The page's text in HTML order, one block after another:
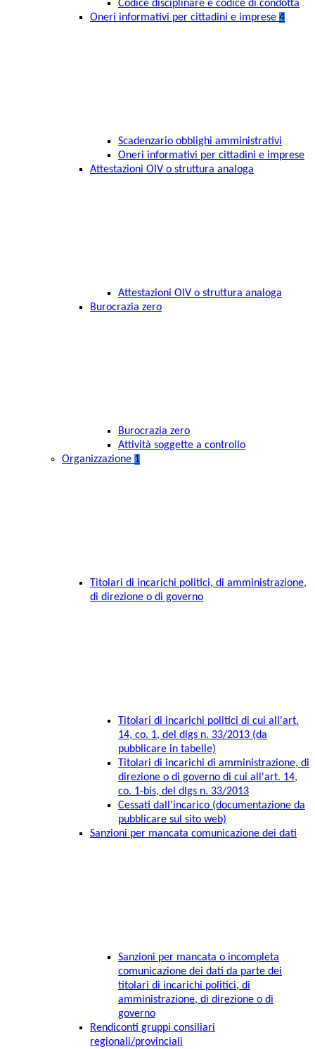
Codice disciplinare e codice di condotta
Oneri informativi per cittadini e imprese 4
Scadenzario obblighi amministrativi
Oneri informativi per cittadini e imprese
Attestazioni OIV o struttura analoga
Attestazioni OIV o struttura analoga
Burocrazia zero
Burocrazia zero
Attività soggette a controllo
Organizzazione 1
Titolari di incarichi politici, di amministrazione,
di direzione o di governo
Titolari di incarichi politici di cui all'art.
14, co. 1, del dlgs n. 33/2013 (da
pubblicare in tabelle)
Titolari di incarichi di amministrazione, di
direzione o di governo di cui all'art. 14,
co. 1-bis, del dlgs n. 33/2013
Cessati dall'incarico (documentazione da
pubblicare sul sito web)
Sanzioni per mancata comunicazione dei dati
Sanzioni per mancata o incompleta
comunicazione dei dati da parte dei
titolari di incarichi politici, di
amministrazione, di direzione o di
governo
Rendiconti gruppi consiliari
regionali/provinciali